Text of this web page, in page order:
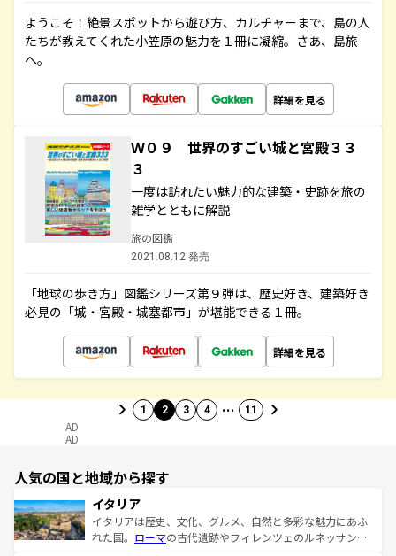
ようこそ！絶景スポットから遊び方、カルチャーまで、島の人
たちが教えてくれた小笠原の魅力を１冊に凝縮。さあ、島旅
へ。
詳細を見る
Ｗ０９ 世界のすごい城と宮殿３３
３
一度は訪れたい魅力的な建築・史跡を旅の
雑学とともに解説
旅の図鑑
2021.08.12 発売
「地球の歩き方」図鑑シリーズ第９弾は、歴史好き、建築好き
必見の「城・宮殿・城塞都市」が堪能できる１冊。
詳細を見る
1 2 3 4 … 11
AD
AD
人気の国と地域から探す
イタリア
イタリアは歴史、文化、グルメ、自然と多彩な魅力にあふ
れた国。 ローマの古代遺跡やフィレンツェのルネッサンス